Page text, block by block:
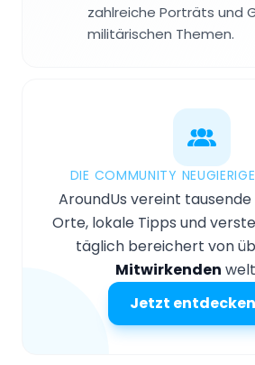
zahlreiche Porträts und
militärischen Themen.
DIE COMMUNITY
AroundUs vereint
Orte, lokale Tipps und
täglich bereichert von
Mitwirkenden
Jetzt entdecken